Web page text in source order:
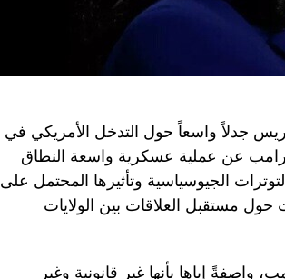
جدلاً واسعاً حول التدخل الأمريكي في
ترامب عن عملية عسكرية واسعة النطاق
الجيوسياسية وتأثيرها المحتمل على
حول مستقبل العلاقات بين الولايات
واصفةً إياها بأنها غير قانونية وغير